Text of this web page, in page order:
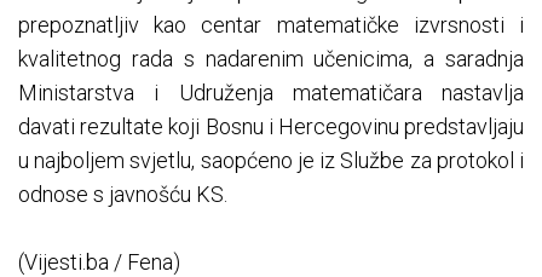
prepoznatljiv kao centar matematičke izvrsnosti i
kvalitetnog rada s nadarenim učenicima, a saradnja
Ministarstva i Udruženja matematičara nastavlja
davati rezultate koji Bosnu i Hercegovinu predstavljaju
u najboljem svjetlu, saopćeno je iz Službe za protokol i
odnose s javnošću KS.
(Vijesti.ba / Fena)